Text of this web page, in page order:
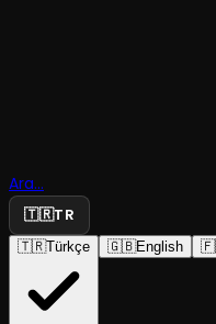
Ara...
🇹🇷TR
🇹🇷Türkçe 🇬🇧English